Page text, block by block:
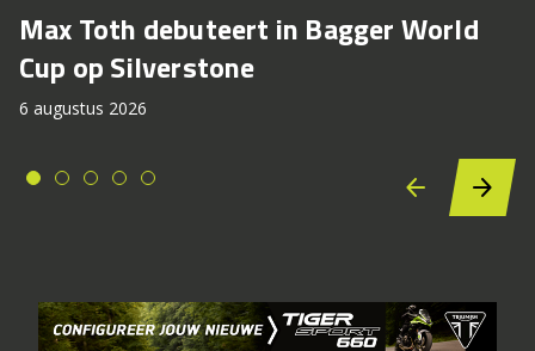
Max Toth debuteert in Bagger World
Cup op Silverstone
6 augustus 2026